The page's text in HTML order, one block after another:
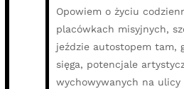
Opowiem o życiu
placówkach misyjnych,
jeździe autostopem tam,
sięga, potencjale
wychowywanych na ulicy